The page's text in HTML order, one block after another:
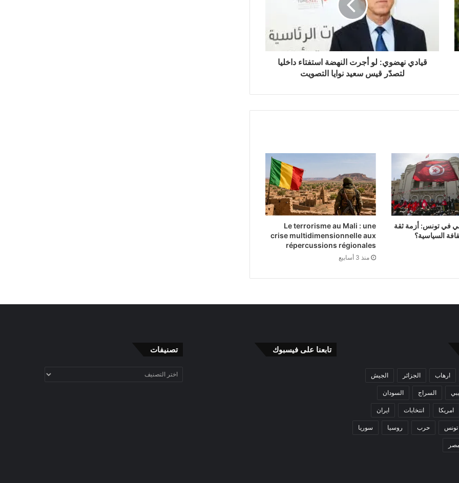
قيادي نهضوي: لو أجرت النهضة استفتاء داخليا
لتصدّر قيس سعيد نوايا التصويت
في تونس: أزمة ثقة
السياسية؟
Le terrorisme au Mali : une
crise multidimensionnelle aux
répercussions régionales
منذ 3 أسابيع
ارهاب الجزائر الجيش
السراج السودان
امريكا انتخابات ايران
تونس حرب روسيا سوريا
تابعنا على فيسبوك تصنيفات
تصنيفات